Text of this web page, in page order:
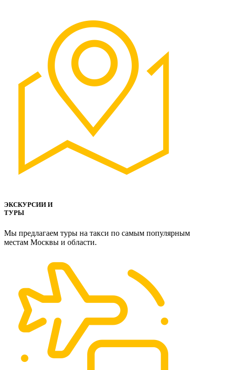
ЭКСКУРСИИ И
ТУРЫ
Мы предлагаем туры на такси по самым популярным
местам Москвы и области.